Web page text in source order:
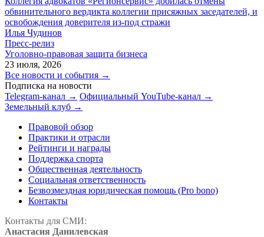
обвинительного вердикта коллегии присяжных заседателей, и
освобождения доверителя из-под стражи
Илья Чудинов
Пресс-релиз
Уголовно-правовая защита бизнеса
23 июля, 2026
Все новости и события →
Подписка на новости
Telegram-канал → Официальный YouTube-канал →
Земельный клуб →
Правовой обзор
Практики и отрасли
Рейтинги и награды
Поддержка спорта
Общественная деятельность
Социальная ответственность
Безвозмездная юридическая помощь (Pro bono)
Контакты
Контакты для СМИ:
Анастасия Данилевская